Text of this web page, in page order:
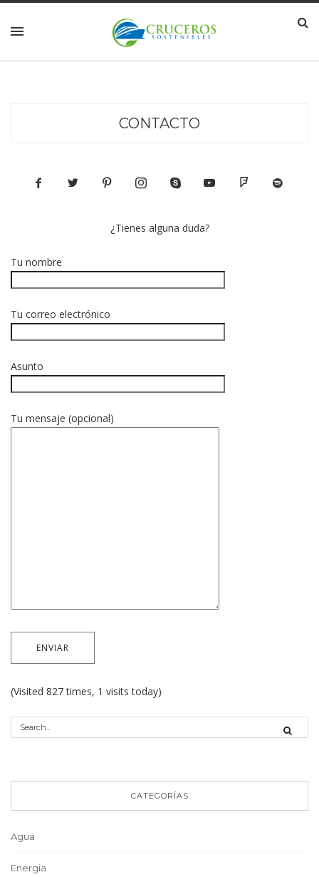
CONTACTO
¿Tienes alguna duda?
Tu nombre
Tu correo electrónico
Asunto
Tu mensaje (opcional)
(Visited 827 times, 1 visits today)
CATEGORÍAS
Agua
Energia